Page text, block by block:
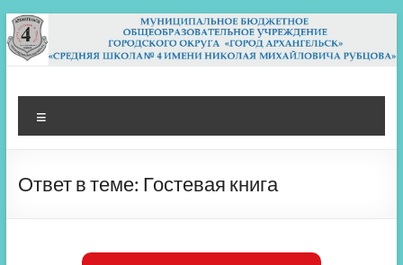
Перейти
к
содержимому
МБОУ СШ 4
Архангельск
Ответ в теме: Гостевая книга